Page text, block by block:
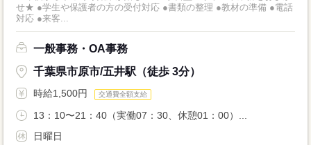
せ★ ●学生や保護者の方の受付対応 ●書類の整理 ●教材の準備 ●電話
対応 ●来客...
一般事務・OA事務
千葉県市原市/五井駅（徒歩 3分）
時給1,500円 交通費全額支給
13：10〜21：40（実働07：30、休憩01：00）...
日曜日